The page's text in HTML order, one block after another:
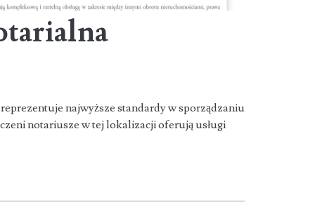
najwyższe standardy w sporządzaniu
notariusze w tej lokalizacji oferują usługi